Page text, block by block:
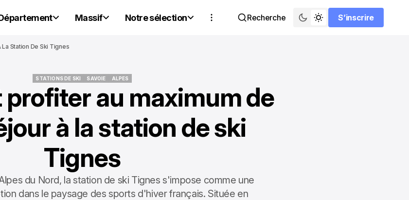
Massif Notre sélection Recherche
S’inscrire
S’inscrire
Station De Ski Tignes
STATIONS DE SKI
STATIONS DE SKI
SAVOIE
ALPES
au maximum de
à la station de ski
Tignes
du Nord, la station de ski Tignes s'impose comme une
dans le paysage des sports d'hiver français. Située en